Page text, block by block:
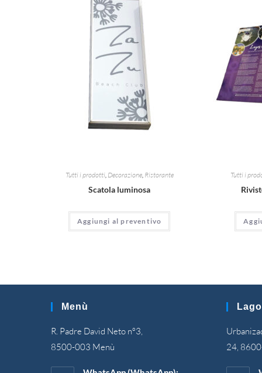
Tutti i prodotti, Decorazione, Ristorante
Scatola luminosa
Aggiungi al preventivo
Tutti i
Menù
R. Padre David Neto nº3,
8500-003 Menù
24,